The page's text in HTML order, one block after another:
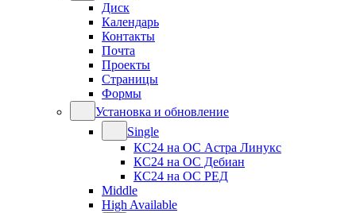
Диск
Календарь
Контакты
Почта
Проекты
Страницы
Формы
Установка и обновление
Single
КС24 на ОС Астра Линукс
КС24 на ОС Дебиан
КС24 на ОС РЕД
Middle
High Available